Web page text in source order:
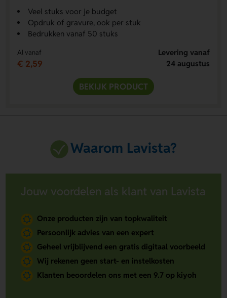
Veel stuks voor je budget
Opdruk of gravure, ook per stuk
Bedrukken vanaf 50 stuks
Al vanaf
€ 2,59
Levering vanaf
24 augustus
BEKIJK PRODUCT
Waarom Lavista?
Jouw voordelen als klant van Lavista
Onze producten zijn van topkwaliteit
Persoonlijk advies van een expert
Geheel vrijblijvend een gratis digitaal voorbeeld
Wij rekenen geen start- en instelkosten
Klanten beoordelen ons met een 9.7 op kiyoh